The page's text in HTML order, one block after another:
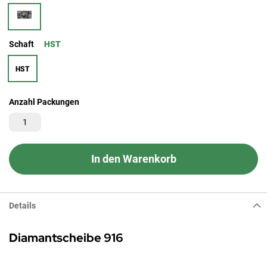
Schaft HST
HST
Anzahl Packungen
In den Warenkorb
Details
Diamantscheibe 916